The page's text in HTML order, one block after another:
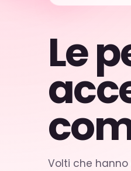
Le
Volti che